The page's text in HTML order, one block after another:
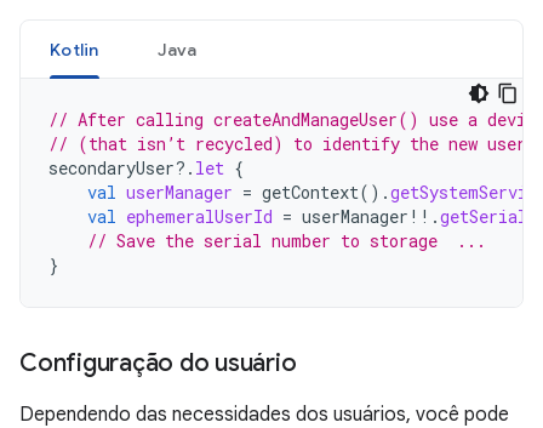
Kotlin Java
// After calling createAndManageUser() use a
// (that isn’t recycled) to identify the new user.
secondaryUser?. let {
val userManager = getContext().
val ephemeralUserId = userManager !! .
// Save the serial number to storage  ...
}
Configuração do usuário
Dependendo das necessidades dos usuários, você pode